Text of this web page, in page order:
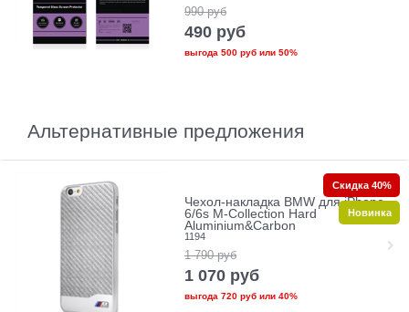
990 руб
490 руб
выгода 500 рубили 50%
Альтернативные предложения
Чехол-накладка BMW для iPhone
6/6s M-Collection Hard
Aluminium&Carbon
1194
1 790 руб
1 070 руб
выгода 720 рубили 40%
Скидка 40%
Новинка